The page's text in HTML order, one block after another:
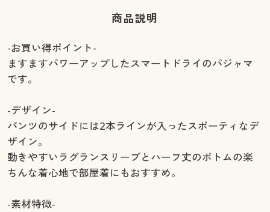
商品説明
-お買い得ポイント-
ますますパワーアップしたスマートドライのパジャマ
です。
-デザイン-
パンツのサイドには2本ラインが入ったスポーティなデ
ザイン。
動きやすいラグランスリーブとハーフ丈のボトムの楽
ちんな着心地で部屋着にもおすすめ。
-素材特徴-